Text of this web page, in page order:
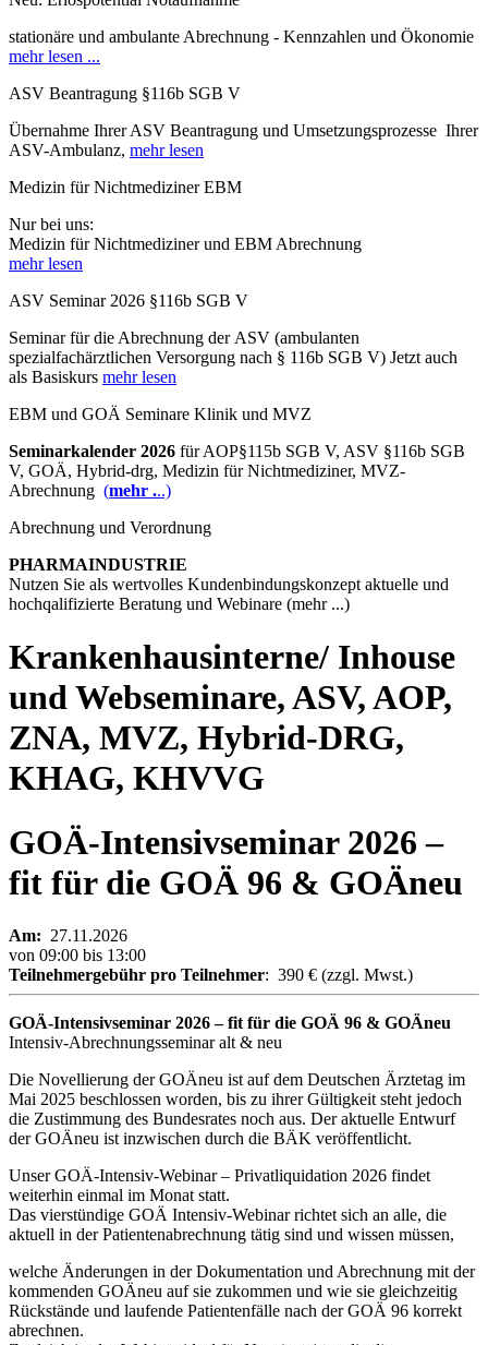
stationäre und ambulante Abrechnung - Kennzahlen und Ökonomie
mehr lesen ...
ASV Beantragung §116b SGB V
Übernahme Ihrer ASV Beantragung und Umsetzungsprozesse Ihrer
ASV-Ambulanz, mehr lesen
Medizin für Nichtmediziner EBM
Nur bei uns:
Medizin für Nichtmediziner und EBM Abrechnung
mehr lesen
ASV Seminar 2026 §116b SGB V
Seminar für die Abrechnung der ASV (ambulanten
spezialfachärztlichen Versorgung nach § 116b SGB V) Jetzt auch
als Basiskurs mehr lesen
EBM und GOÄ Seminare Klinik und MVZ
Seminarkalender 2026 für AOP§115b SGB V, ASV §116b SGB
V, GOÄ, Hybrid-drg, Medizin für Nichtmediziner, MVZ-
Abrechnung (mehr ...)
Abrechnung und Verordnung
PHARMAINDUSTRIE
Nutzen Sie als wertvolles Kundenbindungskonzept aktuelle und
hochqalifizierte Beratung und Webinare (mehr ...)
Krankenhausinterne/ Inhouse
und Webseminare, ASV, AOP,
ZNA, MVZ, Hybrid-DRG,
KHAG, KHVVG
GOÄ-Intensivseminar 2026 –
fit für die GOÄ 96 & GOÄneu
Am: 27.11.2026
von 09:00 bis 13:00
Teilnehmergebühr pro Teilnehmer: 390 € (zzgl. Mwst.)
GOÄ-Intensivseminar 2026 – fit für die GOÄ 96 & GOÄneu
Intensiv-Abrechnungsseminar alt & neu
Die Novellierung der GOÄneu ist auf dem Deutschen Ärztetag im
Mai 2025 beschlossen worden, bis zu ihrer Gültigkeit steht jedoch
die Zustimmung des Bundesrates noch aus. Der aktuelle Entwurf
der GOÄneu ist inzwischen durch die BÄK veröffentlicht.
Unser GOÄ‑Intensiv-Webinar – Privatliquidation 2026 findet
weiterhin einmal im Monat statt.
Das vierstündige GOÄ Intensiv-Webinar richtet sich an alle, die
aktuell in der Patientenabrechnung tätig sind und wissen müssen,
welche Änderungen in der Dokumentation und Abrechnung mit der
kommenden GOÄneu auf sie zukommen und wie sie gleichzeitig
Rückstände und laufende Patientenfälle nach der GOÄ 96 korrekt
abrechnen.